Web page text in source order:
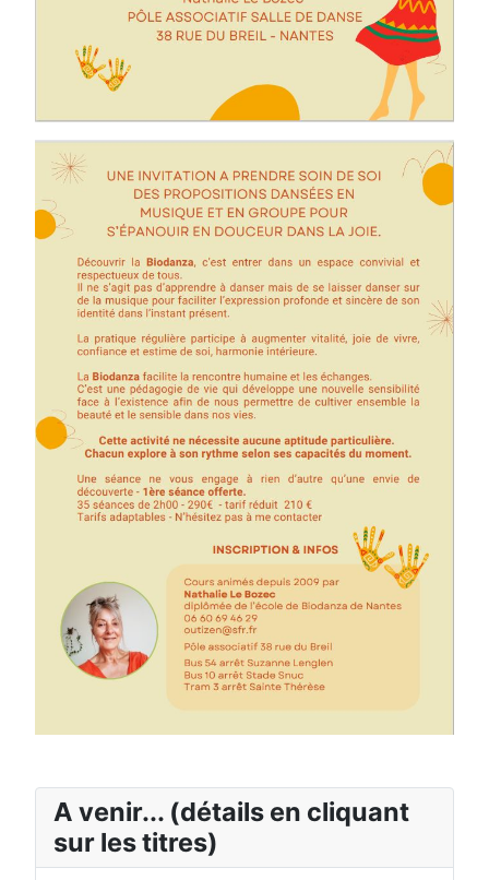
A venir... (détails en cliquant
sur les titres)